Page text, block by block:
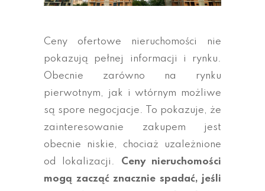
Ceny ofertowe nieruchomości nie
pokazują pełnej informacji i rynku.
Obecnie zarówno na rynku
pierwotnym, jak i wtórnym możliwe
są spore negocjacje. To pokazuje, że
zainteresowanie zakupem jest
obecnie niskie, chociaż uzależnione
od lokalizacji. Ceny nieruchomości
mogą zacząć znacznie spadać, jeśli